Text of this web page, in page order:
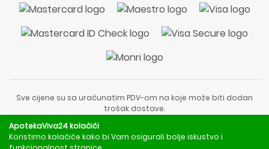
Sve cijene su sa uračunatim PDV-om na koje može biti dodan
trošak dostave.
liječnički pregled ili savjet farmaceuta.
Za obavijesti o mjerama opreza, rizicima i nuspojavama
ApotekaViva24 kolačići
Koristimo kolačiće kako bi Vam osigurali bolje iskustvo i